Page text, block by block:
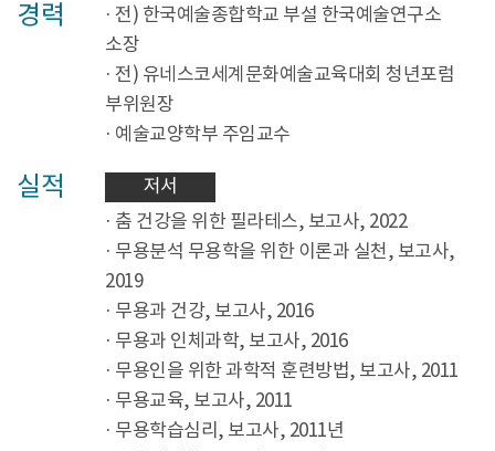
경력
· 전) 한국예술종합학교 부설 한국예술연구소
소장
· 전) 유네스코세계문화예술교육대회 청년포럼
부위원장
· 예술교양학부 주임교수
실적
저서
· 춤 건강을 위한 필라테스, 보고사, 2022
· 무용분석 무용학을 위한 이론과 실천, 보고사,
2019
· 무용과 건강, 보고사, 2016
· 무용과 인체과학, 보고사, 2016
· 무용인을 위한 과학적 훈련방법, 보고사, 2011
· 무용교육, 보고사, 2011
· 무용학습심리, 보고사, 2011년